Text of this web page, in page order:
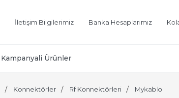
İletişim Bilgilerimiz Banka Hesaplarımız
Kampanyali Ürünler
Konnektörler Rf Konnektörleri Mykablo